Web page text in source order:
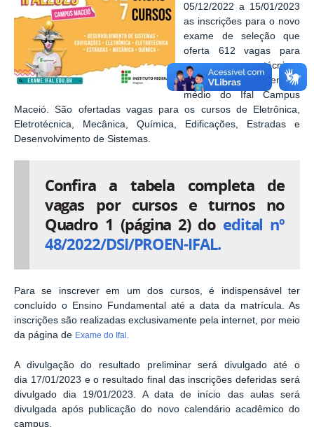
05/12/2022 a 15/01/2023
as inscrições para o novo
exame de seleção que
oferta 612 vagas para
cursos técnicos
Integrados ao ensino
médio do Ifal Campus
Maceió. São ofertadas vagas para os cursos de Eletrônica,
Eletrotécnica, Mecânica, Química, Edificações, Estradas e
Desenvolvimento de Sistemas.
Confira a tabela completa de
vagas por cursos e turnos no
Quadro 1 (página 2) do edital nº
48/2022/DSI/PROEN-IFAL.
Para se inscrever em um dos cursos, é indispensável ter
concluído o Ensino Fundamental até a data da matrícula. As
inscrições são realizadas exclusivamente pela internet, por meio
da página de Exame do Ifal.
A divulgação do resultado preliminar será divulgado até o
dia 17/01/2023 e o resultado final das inscrições deferidas será
divulgado dia 19/01/2023. A data de início das aulas será
divulgada após publicação do novo calendário acadêmico do
campus.